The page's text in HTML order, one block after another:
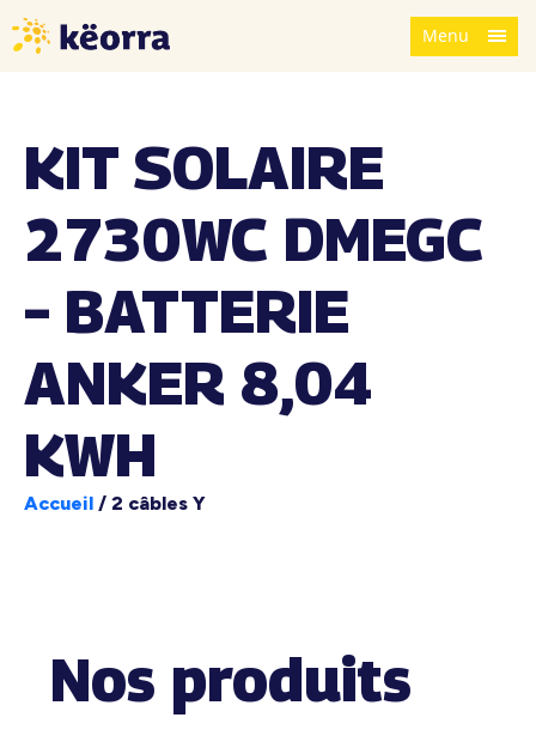
Menu
KIT SOLAIRE
2730WC DMEGC
– BATTERIE
ANKER 8,04
KWH
Accueil / 2 câbles Y
Nos produits